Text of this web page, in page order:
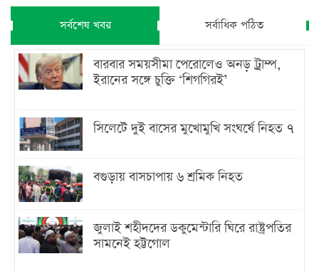
সর্বশেষ খবর সর্বাধিক পঠিত
বারবার সময়সীমা পেরোলেও অনড় ট্রাম্প,
ইরানের সঙ্গে চুক্তি ‘শিগগিরই’
সিলেটে দুই বাসের মুখোমুখি সংঘর্ষে নিহত ৭
বগুড়ায় বাসচাপায় ৬ শ্রমিক নিহত
জুলাই শহীদদের ডকুমেন্টারি ঘিরে রাষ্ট্রপতির
সামনেই হট্টগোল